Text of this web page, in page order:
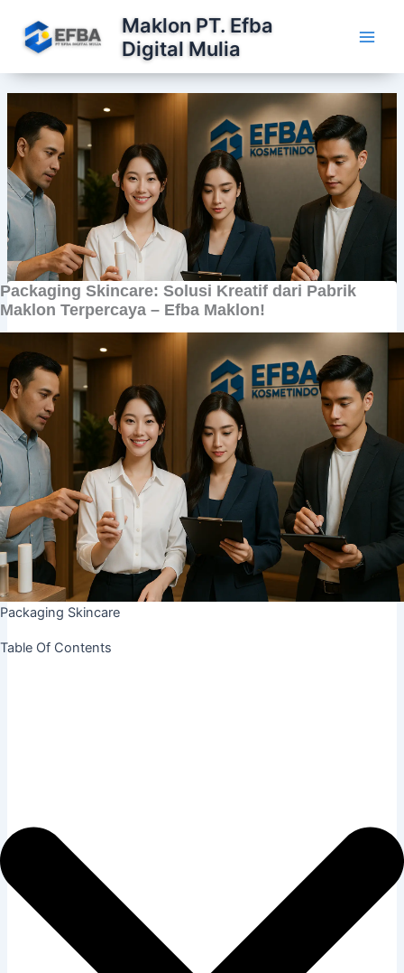
konten
Maklon PT. Efba
Digital Mulia
Packaging Skincare: Solusi Kreatif dari Pabrik
Maklon Terpercaya – Efba Maklon!
Packaging Skincare
Table Of Contents